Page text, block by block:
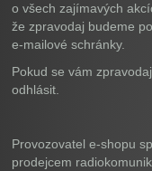
o všech zajímavých
že zpravodaj budeme
e-mailové schránky.
Pokud se vám
odhlásit.
Provozovatel e-shopu
prodejcem